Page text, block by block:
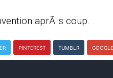
aprÃ¨s coup.
PINTEREST TUMBLR GOOGLE